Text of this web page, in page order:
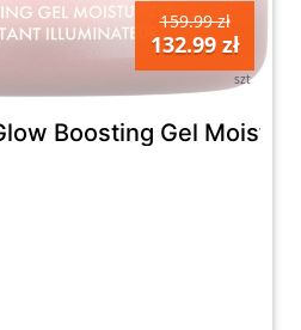
159.99 zł
132.99 zł
szt
Boosting Gel